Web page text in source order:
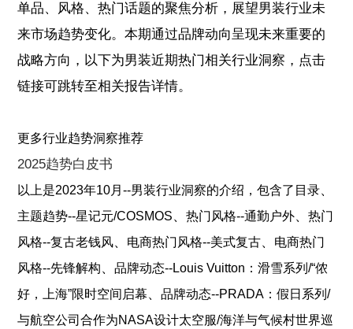
单品、风格、热门话题的聚焦分析，展望男装行业未
来市场趋势变化。本期通过品牌动向呈现未来重要的
战略方向，以下为男装近期热门相关行业洞察，点击
链接可跳转至相关报告详情。
更多行业趋势洞察推荐
2025趋势白皮书
以上是2023年10月--男装行业洞察的介绍，包含了 目录、
主题趋势--星记元/COSMOS、热门风格--通勤户外、热门
风格--复古老钱风、 电商热门风格--美式复古、 电商热门
风格--先锋解构、品牌动态--Louis Vuitton：滑雪系列/“侬
好，上海”限时空间启幕、品牌动态--PRADA：假日系列/
与航空公司合作为NASA设计太空服/海洋与气候村世界巡